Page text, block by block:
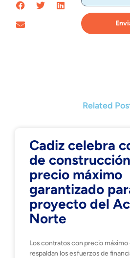
Related
Cadiz celebra
de
precio máximo
garantizado
proyecto del
Norte
Los contratos con precio máximo
respaldan los esfuerzos de